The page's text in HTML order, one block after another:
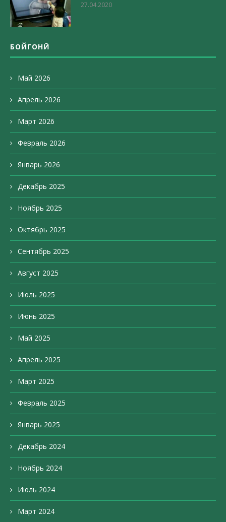
27.04.2020
БОЙГОНӢ
Май 2026
Апрель 2026
Март 2026
Февраль 2026
Январь 2026
Декабрь 2025
Ноябрь 2025
Октябрь 2025
Сентябрь 2025
Август 2025
Июль 2025
Июнь 2025
Май 2025
Апрель 2025
Март 2025
Февраль 2025
Январь 2025
Декабрь 2024
Ноябрь 2024
Июль 2024
Март 2024